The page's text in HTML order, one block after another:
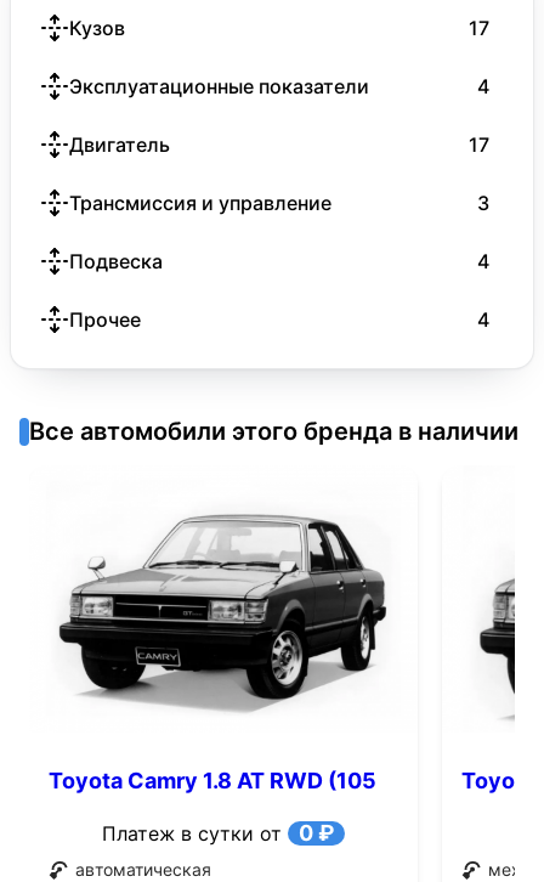
Кузов 17
Эксплуатационные показатели 4
Двигатель 17
Трансмиссия и управление 3
Подвеска 4
Прочее 4
Все автомобили этого бренда в наличии
Toyota Camry 1.8 AT RWD (105
Платеж в сутки от 0 ₽
автоматическая
Toyota